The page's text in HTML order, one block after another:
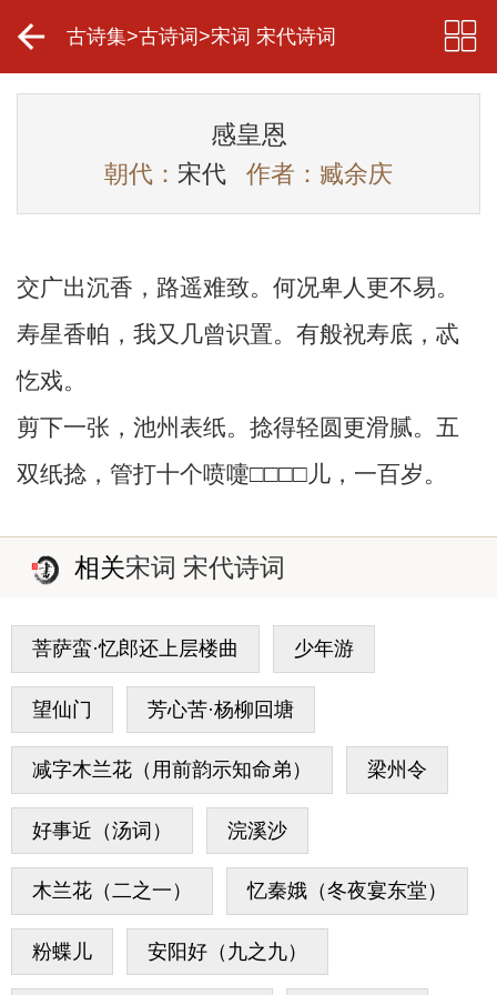
古诗集>古诗词 >宋词 宋代诗词
感皇恩
朝代： 宋代 作者：臧余庆
交广出沉香，路遥难致。何况卑人更不易。
寿星香帕，我又几曾识置。有般祝寿底，忒
忔戏。
剪下一张，池州表纸。捻得轻圆更滑腻。五
双纸捻，管打十个喷嚏□□□□儿，一百岁。
相关宋词 宋代诗词
菩萨蛮·忆郎还上层楼曲 少年游
望仙门 芳心苦·杨柳回塘
减字木兰花（用前韵示知命弟） 梁州令
好事近（汤词） 浣溪沙
木兰花（二之一） 忆秦娥（冬夜宴东堂）
粉蝶儿 安阳好（九之九）